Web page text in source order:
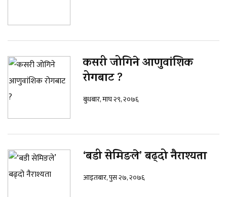
कसरी जोगिने आणुवांशिक
रोगबाट ?
बुधबार, माघ २९, २०७६
‘बडी सेमिङले’ बढ्दो नैराश्यता
आइतबार, पुस २७, २०७६